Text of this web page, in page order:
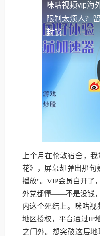
咪咕视频vip海
限制太烦人？
封锁
上个月在伦敦宿舍，
花》，屏幕却弹出那句
播放"。VIP会员白开了
外党都懂——不是没钱
内这个死结上。咪咕
地区授权，平台通过IP
之门外。想突破这层